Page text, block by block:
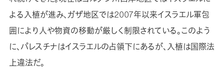
よる入植が進み、ガザ地区では2007年以来イスラエル軍包
囲により人や物資の移動が厳しく制限されている。このよう
に、パレスチナはイスラエルの占領下にあるが、入植は国際法
上違法だ。